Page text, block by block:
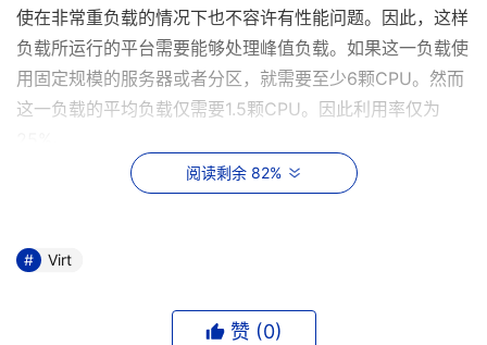
使在非常重负载的情况下也不容许有性能问题。因此，这样
负载所运行的平台需要能够处理峰值负载。如果这一负载使
用固定规模的服务器或者分区，就需要至少6颗CPU。然而
这一负载的平均负载仅需要1.5颗CPU。因此利用率仅为
批处理工作负载的资源配比则大不相同。在运行阶段，
也会导致大量资源闲置，因为这些应用仅在高峰时间才需要
批处理的高峰较宽，但峰值负载和最小负载之间相差巨大。
阅读剩余 82%
Virt
赞 (0)